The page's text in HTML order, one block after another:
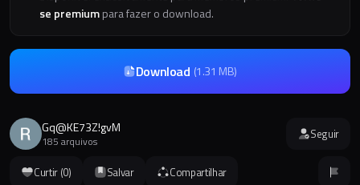
Curtir (0) Salvar Compartilhar
se premiumpara fazer o download.
Download (1.31 MB)
Gq@KE73Z!gvM
185 arquivos Seguir